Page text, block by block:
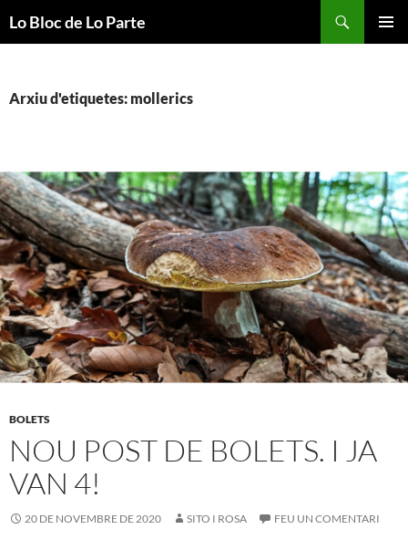
Lo Bloc de Lo Parte
Arxiu d'etiquetes: mollerics
BOLETS
NOU POST DE BOLETS. I JA
VAN 4!
20 DE NOVEMBRE DE 2020 SITO I ROSA FEU UN COMENTARI